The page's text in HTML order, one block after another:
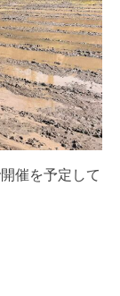
催を予定して